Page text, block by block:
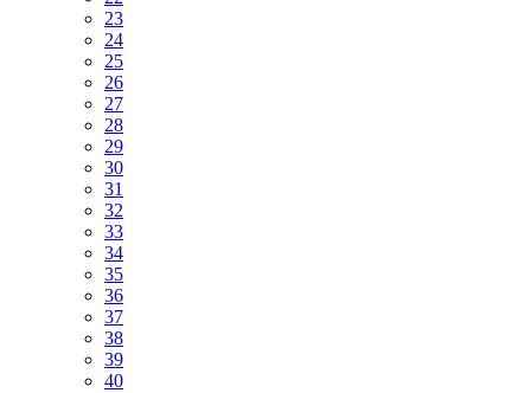
23
24
25
26
27
28
29
30
31
32
33
34
35
36
37
38
39
40